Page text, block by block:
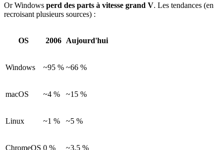
Or Windows perd des parts à vitesse grand V. Les tendances (en
recroisant plusieurs sources) :
OS 2006 Aujourd'hui
Windows ~95 % ~66 %
macOS ~4 % ~15 %
Linux ~1 % ~5 %
ChromeOS 0 % ~3,5 %